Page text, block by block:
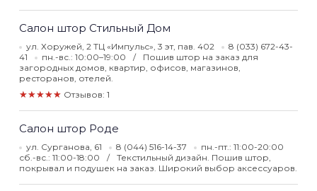
Салон штор Стильный Дом
ул. Хоружей, 2 ТЦ «Импульс», 3 эт, пав. 402
8 (033) 672-43-
41
пн.-вс.: 10:00–19:00
Пошив штор на заказ для
загородных домов, квартир, офисов, магазинов,
ресторанов, отелей.
★★★★★ Отзывов: 1
Салон штор Роде
ул. Сурганова, 61 8 (044) 516-14-37
пн.-пт.: 11:00-20:00
сб.-вс.: 11:00-18:00
Текстильный дизайн. Пошив штор,
покрывал и подушек на заказ. Широкий выбор аксессуаров.